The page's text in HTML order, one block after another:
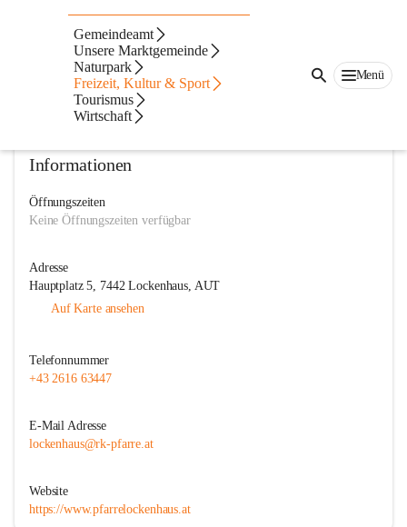
Gemeindeamt
Unsere Marktgemeinde
Naturpark
Freizeit, Kultur & Sport
Tourismus
Wirtschaft
Menü
Pfarre Lockenhaus
@pfarramt-lockenhaus
Verein, Pfarre
In CITIES öffnen
Informationen
Öffnungszeiten
Keine Öffnungszeiten verfügbar
Adresse
Hauptplatz 5, 7442 Lockenhaus, AUT
Auf Karte ansehen
Telefonnummer
+43 2616 63447
E-Mail Adresse
lockenhaus@rk-pfarre.at
Website
https://www.pfarrelockenhaus.at